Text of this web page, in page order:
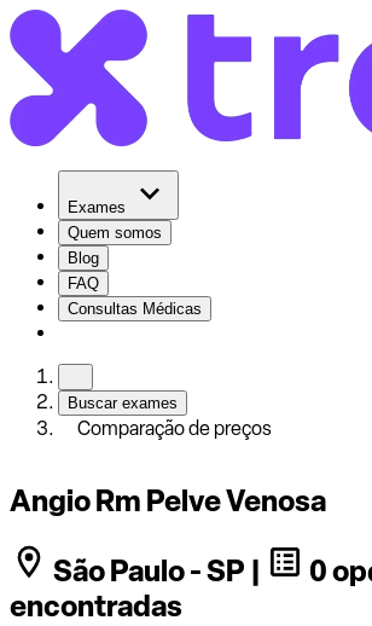
Exames
Quem somos
Blog
FAQ
Consultas Médicas
Buscar exames
Comparação de preços
Angio Rm Pelve Venosa
São Paulo - SP |
0
encontradas